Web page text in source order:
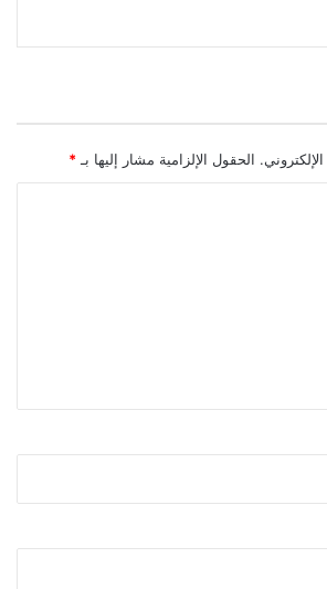
الحقول الإلزامية مشار إليها بـ *